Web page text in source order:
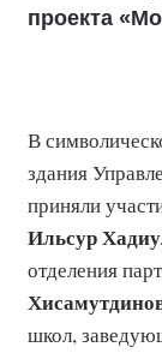
проекта
В
здания
приняли
Ильсур
отделения
школ,